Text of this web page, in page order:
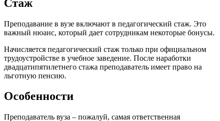
Стаж
Преподавание в вузе включают в педагогический стаж. Это
важный нюанс, который дает сотрудникам некоторые бонусы.
Начисляется педагогический стаж только при официальном
трудоустройстве в учебное заведение. После наработки
двадцатипятилетнего стажа преподаватель имеет право на
льготную пенсию.
Особенности
Преподаватель вуза – пожалуй, самая ответственная